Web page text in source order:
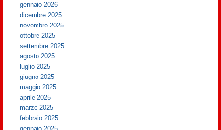
gennaio 2026
dicembre 2025
novembre 2025
ottobre 2025
settembre 2025
agosto 2025
luglio 2025
giugno 2025
maggio 2025
aprile 2025
marzo 2025
febbraio 2025
gennaio 2025